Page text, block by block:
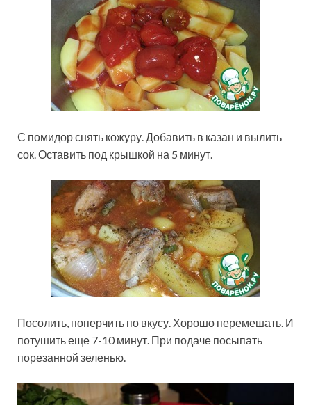
С помидор снять кожуру. Добавить в казан и вылить
сок. Оставить под крышкой на 5 минут.
Посолить, поперчить по вкусу. Хорошо перемешать. И
потушить еще 7-10 минут. При подаче посыпать
порезанной зеленью.